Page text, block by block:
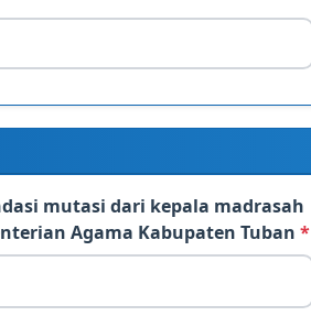
mutasi dari kepala madrasah
Agama Kabupaten Tuban *